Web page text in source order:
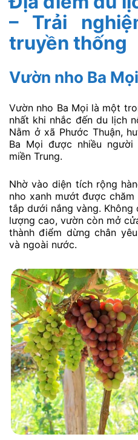
– Trải
truyền thống
Vườn nho Ba Mọi
Vườn nho Ba Mọi là một
nhất khi nhắc đến du lịch
Nằm ở xã Phước Thuận,
Ba Mọi được nhiều người
miền Trung.
Nhờ vào diện tích rộng
nho xanh mướt được
tắp dưới nắng vàng. Không
lượng cao, vườn còn mở
thành điểm dừng chân
và ngoài nước.